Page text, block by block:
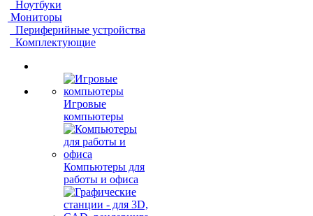
Ноутбуки
Мониторы
Периферийные устройства
Комплектующие
Игровые
компьютеры
Компьютеры для
работы и офиса